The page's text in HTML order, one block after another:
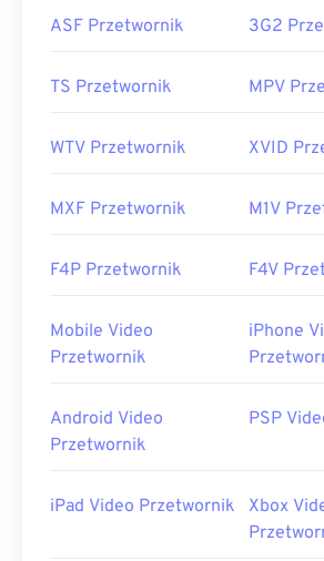
ASF Przetwornik 3G2
TS Przetwornik MPV
WTV Przetwornik XVID
MXF Przetwornik M1V
F4P Przetwornik F4V
Mobile Video
Przetwornik
iPhone
Android Video
Przetwornik
PSP
iPad Video Przetwornik
Xbox